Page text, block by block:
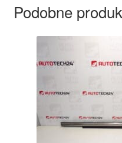
Podobne